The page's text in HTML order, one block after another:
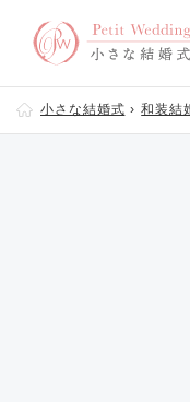
小さな結婚式 和装結